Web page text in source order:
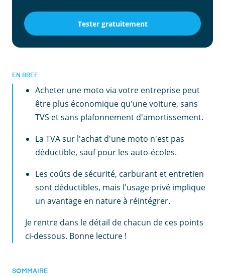
Tester gratuitement
EN BREF
Acheter une moto via votre entreprise peut
être plus économique qu'une voiture, sans
TVS et sans plafonnement d'amortissement.
La TVA sur l'achat d'une moto n'est pas
déductible, sauf pour les auto-écoles.
Les coûts de sécurité, carburant et entretien
sont déductibles, mais l'usage privé implique
un avantage en nature à réintégrer.
Je rentre dans le détail de chacun de ces points
ci-dessous. Bonne lecture !
SOMMAIRE